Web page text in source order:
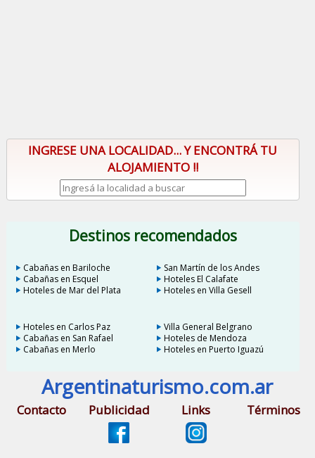
INGRESE UNA LOCALIDAD... Y ENCONTRÁ TU
ALOJAMIENTO !!
Destinos recomendados
Cabañas en Bariloche
San Martín de los Andes
Cabañas en Esquel
Hoteles El Calafate
Hoteles de Mar del Plata
Hoteles en Villa Gesell
Hoteles en Carlos Paz
Villa General Belgrano
Cabañas en San Rafael
Hoteles de Mendoza
Cabañas en Merlo
Hoteles en Puerto Iguazú
Argentinaturismo.com.ar
Contacto Publicidad Links Términos